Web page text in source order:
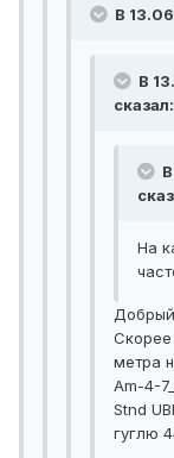
В
В
сказал:
На
Скорее
метра
Am-4-
Stnd
гуглю